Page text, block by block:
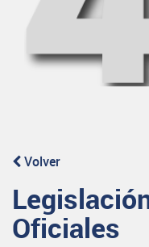
Volver
Oficiales